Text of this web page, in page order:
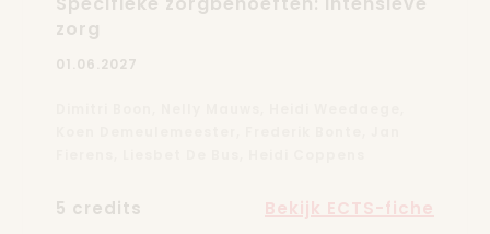
zorg
01.06.2027
5 credits Bekijk ECTS-fiche